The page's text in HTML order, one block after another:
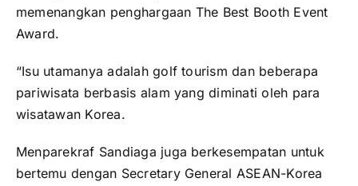
memenangkan penghargaan The Best Booth Event
Award.
“Isu utamanya adalah golf tourism dan beberapa
pariwisata berbasis alam yang diminati oleh para
wisatawan Korea.
Menparekraf Sandiaga juga berkesempatan untuk
bertemu dengan Secretary General ASEAN-Korea